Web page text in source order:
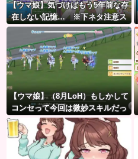
【ウマ娘】気づけばもう5年前な存
在しない記憶… ※下ネタ注意ス
レ
【ウマ娘】（8月LoH）もしかして
コンセって今回は微妙スキルだっ
たりするか？